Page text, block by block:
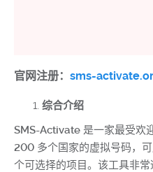
官网注册： sms-
综合介绍
SMS-Activate 是一家最受欢
200 多个国家的虚拟号码，
个可选择的项目。该工具非常